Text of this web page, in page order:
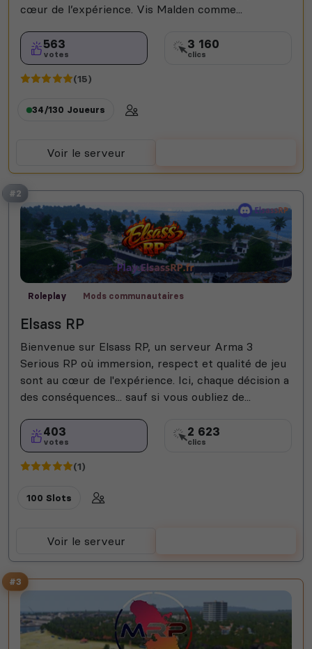
cœur de l’expérience. Vis Malden comme...
563
votes
3 160
clics
(15)
34/130 Joueurs
Voir le serveur
#2
Roleplay Mods communautaires
Elsass RP
Bienvenue sur Elsass RP, un serveur Arma 3
Serious RP où immersion, respect et qualité de jeu
sont au cœur de l'expérience. Ici, chaque décision a
des conséquences... sauf si vous oubliez de...
403
votes
2 623
clics
(1)
100 Slots
Voir le serveur
#3